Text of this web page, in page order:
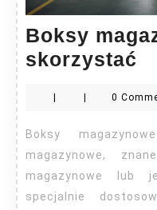
Boksy
skorzystać
0
Boksy magazynowe jak skorzystać: Boksy
magazynowe,
magazynowe lub
specjalnie